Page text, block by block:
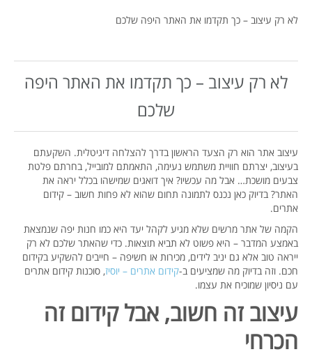
לא רק עיצוב – כך תקדמו את האתר היפה שלכם
לא רק עיצוב – כך תקדמו את האתר היפה
שלכם
עיצוב אתר הוא רק הצעד הראשון בדרך להצלחה דיגיטלית. השקעתם
בעיצוב, יצרתם חוויית משתמש נעימה, התאמתם למובייל, בחרתם פלטת
צבעים מושכת… אבל מה עכשיו? איך דואגים שמישהו בכלל יראה את
האתר? בדיוק כאן נכנס לתמונה תחום שהוא לא פחות חשוב – קידום
אתרים.
הקמה של אתר מרשים שלא מגיע לקהל יעד היא כמו חנות יפה שנמצאת
באמצע המדבר – היא פשוט לא תביא תוצאות. כדי שהאתר שלכם לא רק
ייראה טוב אלא גם יניב לידים, מכירות או חשיפה – חייבים להשקיע בקידום
חכם. וזה בדיוק מה שמציעים ב-קידום אתרים – יוסיז, סוכנות קידום אתרים
עם ניסיון שמוכיח את עצמו.
עיצוב זה חשוב, אבל קידום זה
הכרחי